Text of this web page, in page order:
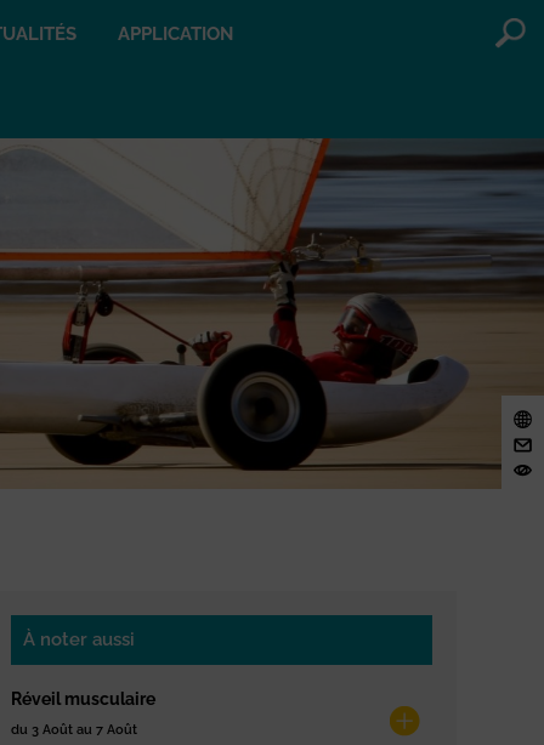
APPLICATION
À noter aussi
Réveil musculaire
du 3 Août au 7 Août